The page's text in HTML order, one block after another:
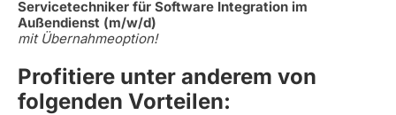
Servicetechniker für Software Integration im
Außendienst (m/w/d)
mit Übernahmeoption!
Profitiere unter anderem von
folgenden Vorteilen: